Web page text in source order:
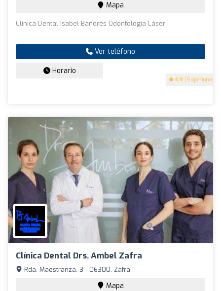
4.9 (9 opiniones)
Mapa
Clínica Dental Isabel Bandrés Odontología Láser
Ver teléfono
Horario
Clínica Dental Drs. Ambel Zafra
Rda. Maestranza, 3 - 06300, Zafra
Mapa